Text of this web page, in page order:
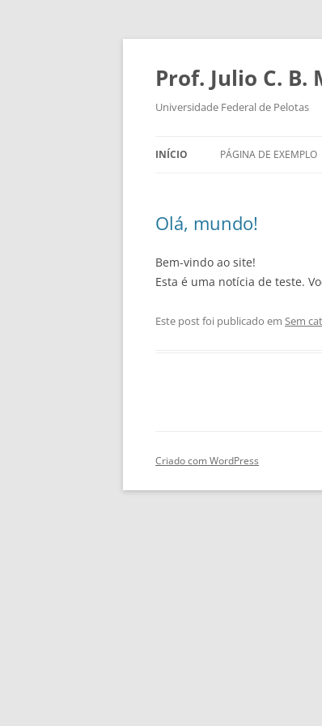
Pular
conteúdo
Prof. Julio C. B.
Universidade Federal de Pelotas
INÍCIO PÁGINA DE EXEMPLO
Olá, mundo!
Bem-vindo ao site!
Esta é uma notícia de teste.
Este post foi publicado em Sem
Criado com WordPress